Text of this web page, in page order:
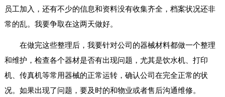
员工加入，还有不少的信息和资料没有收集齐全，档案状况还非
常的乱。我要争取在这两天做好。
在做完这些整理后，我要针对公司的器械材料都做一个整理
和维护，检查各个器材是否有出现问题，尤其是饮水机、打印
机、传真机等常用器械的正常运转，确认公司在完全正常的状
况。如果出现了问题，要及时的和物业或者售后沟通维修。